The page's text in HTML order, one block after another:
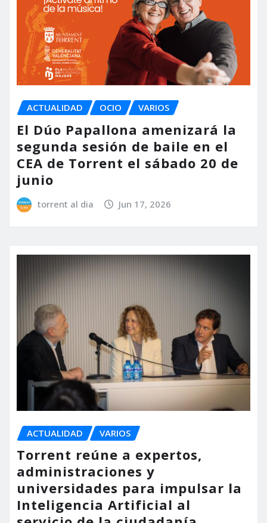
ACTUALIDAD OCIO VARIOS
El Dúo Papallona amenizará la
segunda sesión de baile en el
CEA de Torrent el sábado 20 de
junio
torrent al dia Jun 17, 2026
ACTUALIDAD VARIOS
Torrent reúne a expertos,
administraciones y
universidades para impulsar la
Inteligencia Artificial al